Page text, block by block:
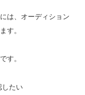
は、オーディション
す。
す。
したい